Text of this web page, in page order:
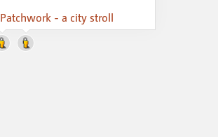
Patchwork - a city stroll